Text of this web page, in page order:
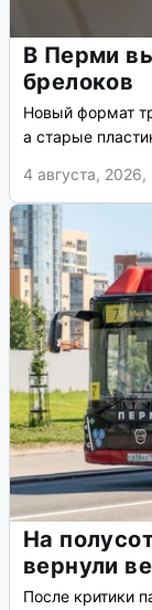
В Перми
брелоков
Новый формат
а старые
4 августа, 2026,
На
вернули
После критики